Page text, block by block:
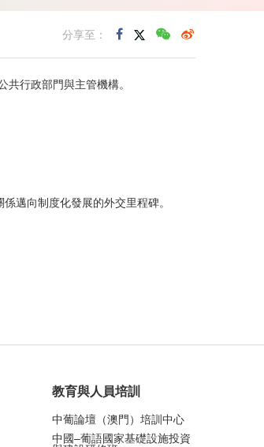
分享至：
行政部門與主管機構。
邁向制度化發展的外交里程碑。
教育與人員培訓
中葡論壇（澳門）培訓中心
中國–葡語國家基礎設施投資